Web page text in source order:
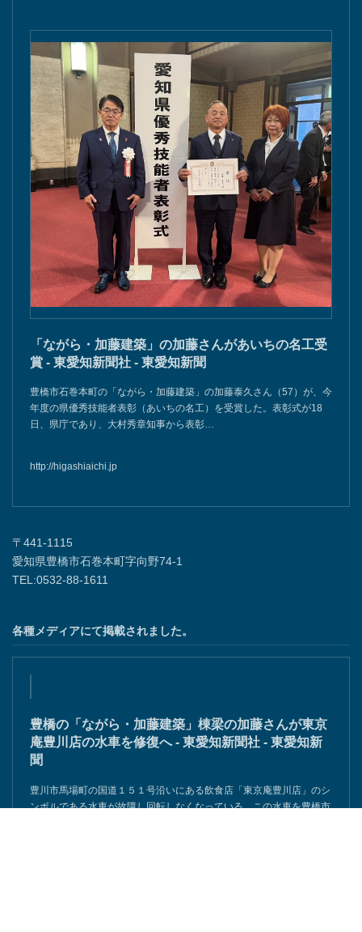
「ながら・加藤建築」の加藤さんがあいちの名工受
賞 - 東愛知新聞社 - 東愛知新聞
豊橋市石巻本町の「ながら・加藤建築」の加藤泰久さん（57）が、今
年度の県優秀技能者表彰（あいちの名工）を受賞した。表彰式が18
日、県庁であり、大村秀章知事から表彰…
http://higashiaichi.jp
〒441-1115
愛知県豊橋市石巻本町字向野74-1
TEL:0532-88-1611
各種メディアにて掲載されました。